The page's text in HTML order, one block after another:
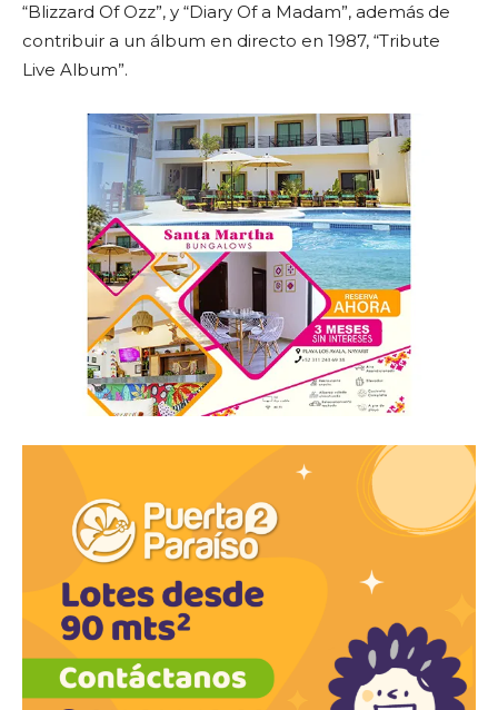
“Blizzard Of Ozz”, y “Diary Of a Madam”, además de
contribuir a un álbum en directo en 1987, “Tribute
Live Album”.